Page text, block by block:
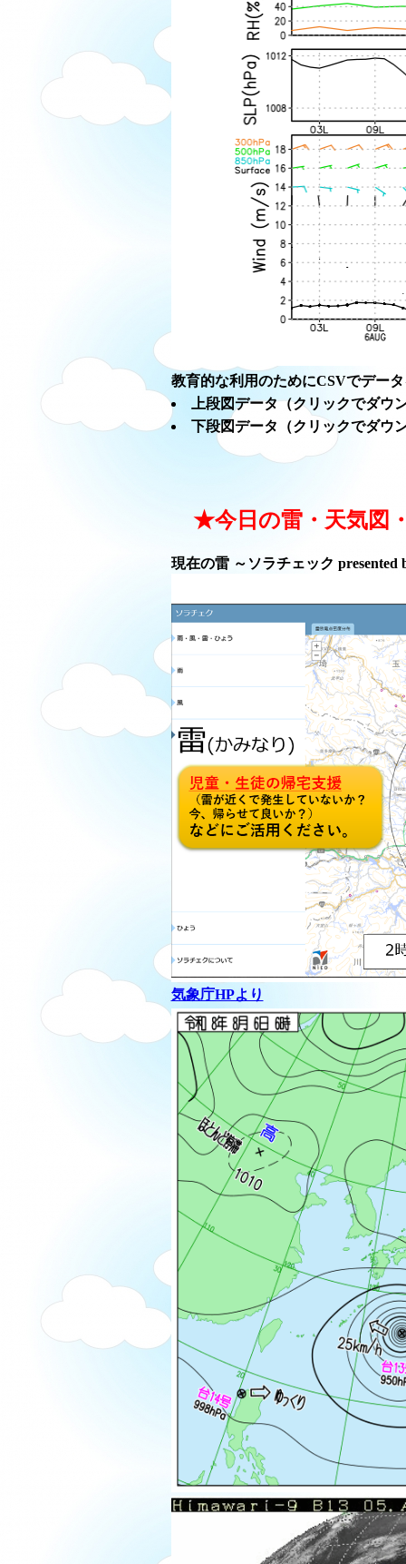
教育的な利用のためにCSVでデー
上段図データ（クリックでダウ
下段図データ（クリックでダウ
★今日の雷・天気図
現在の雷 ～ソラチェック presented
気象庁HPより